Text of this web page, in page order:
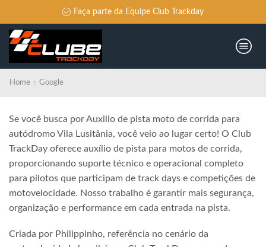
Faça parte da Equipe Club Trackday
Home Google
Se você busca por Auxilio de pista moto de corrida para
autódromo Vila Lusitânia, você veio ao lugar certo! O Club
TrackDay oferece auxílio de pista para motos de corrida,
proporcionando suporte técnico e operacional completo
para pilotos que participam de track days e competições de
motovelocidade. Nosso trabalho é garantir mais segurança,
organização e performance em cada entrada na pista.
Criada por Philippinho, referência no cenário da